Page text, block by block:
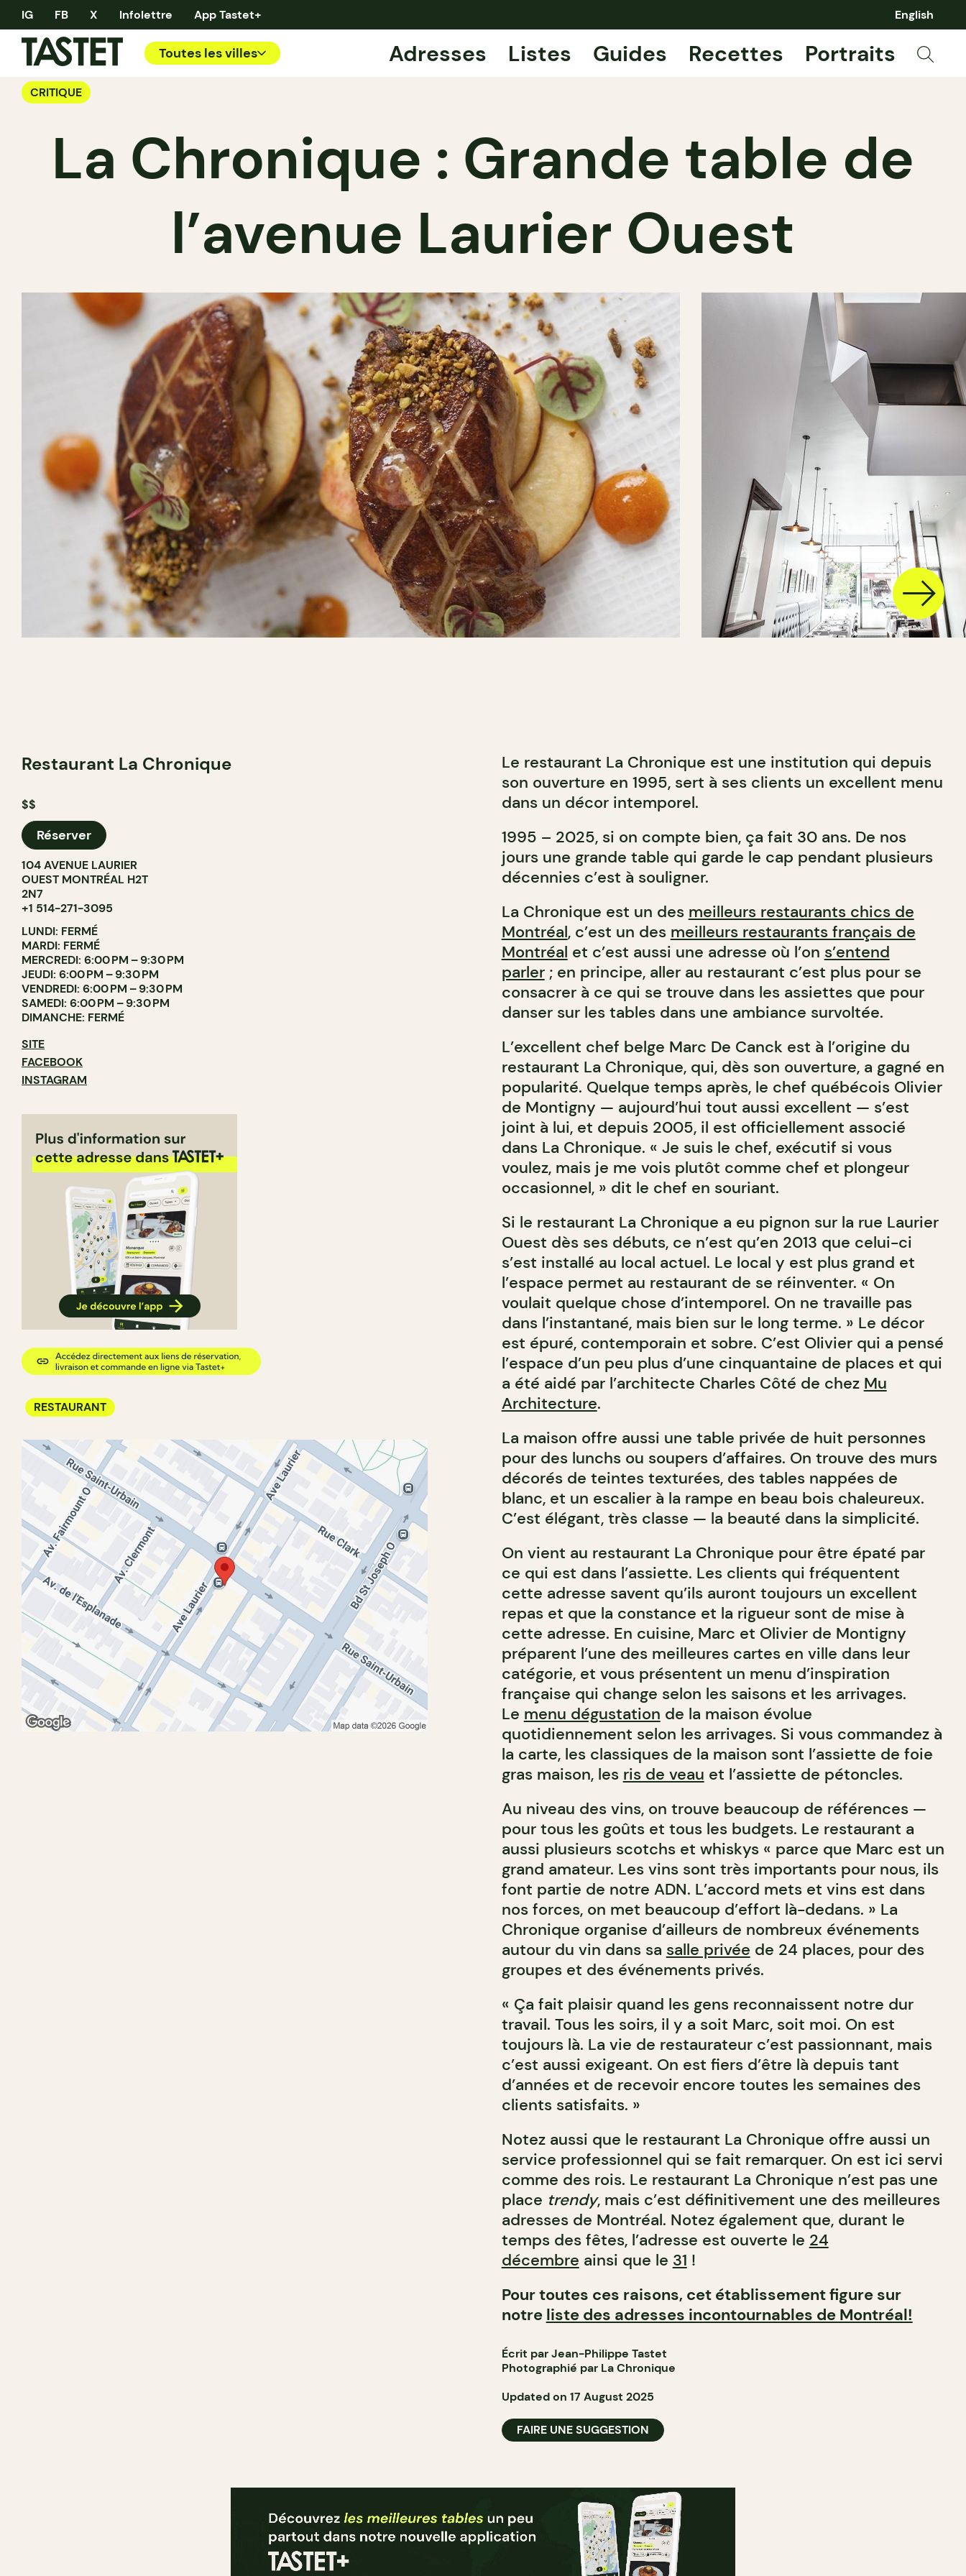
IG FB X Infolettre App Tastet+ English
Toutes les villes Adresses Listes Guides Recettes Portraits
CRITIQUE
La Chronique : Grande table de
l’avenue Laurier Ouest
Restaurant La Chronique
$$
Réserver
104 AVENUE LAURIER
OUEST MONTRÉAL H2T
2N7
+1 514-271-3095
LUNDI: FERMÉ
MARDI: FERMÉ
MERCREDI: 6:00 PM – 9:30 PM
JEUDI: 6:00 PM – 9:30 PM
VENDREDI: 6:00 PM – 9:30 PM
SAMEDI: 6:00 PM – 9:30 PM
DIMANCHE: FERMÉ
SITE
FACEBOOK
INSTAGRAM
RESTAURANT
Le restaurant La Chronique est une institution qui depuis
son ouverture en 1995, sert à ses clients un excellent menu
dans un décor intemporel.
1995 – 2025, si on compte bien, ça fait 30 ans. De nos
jours une grande table qui garde le cap pendant plusieurs
décennies c’est à souligner.
La Chronique est un des meilleurs restaurants chics de
Montréal, c’est un des meilleurs restaurants français de
Montréal et c’est aussi une adresse où l’on s’entend
parler; en principe, aller au restaurant c’est plus pour se
consacrer à ce qui se trouve dans les assiettes que pour
danser sur les tables dans une ambiance survoltée.
L’excellent chef belge Marc De Canck est à l’origine du
restaurant La Chronique, qui, dès son ouverture, a gagné en
popularité. Quelque temps après, le chef québécois Olivier
de Montigny — aujourd’hui tout aussi excellent — s’est
joint à lui, et depuis 2005, il est officiellement associé
dans La Chronique. « Je suis le chef, exécutif si vous
voulez, mais je me vois plutôt comme chef et plongeur
occasionnel, » dit le chef en souriant.
Si le restaurant La Chronique a eu pignon sur la rue Laurier
Ouest dès ses débuts, ce n’est qu’en 2013 que celui-ci
s’est installé au local actuel. Le local y est plus grand et
l’espace permet au restaurant de se réinventer. « On
voulait quelque chose d’intemporel. On ne travaille pas
dans l’instantané, mais bien sur le long terme. » Le décor
est épuré, contemporain et sobre. C’est Olivier qui a pensé
l’espace d’un peu plus d’une cinquantaine de places et qui
a été aidé par l’architecte Charles Côté de chez Mu
Architecture.
La maison offre aussi une table privée de huit personnes
pour des lunchs ou soupers d’affaires. On trouve des murs
décorés de teintes texturées, des tables nappées de
blanc, et un escalier à la rampe en beau bois chaleureux.
C’est élégant, très classe — la beauté dans la simplicité.
On vient au restaurant La Chronique pour être épaté par
ce qui est dans l’assiette. Les clients qui fréquentent
cette adresse savent qu’ils auront toujours un excellent
repas et que la constance et la rigueur sont de mise à
cette adresse. En cuisine, Marc et Olivier de Montigny
préparent l’une des meilleures cartes en ville dans leur
catégorie, et vous présentent un menu d’inspiration
française qui change selon les saisons et les arrivages.
Le menu dégustation de la maison évolue
quotidiennement selon les arrivages. Si vous commandez à
la carte, les classiques de la maison sont l’assiette de foie
gras maison, les ris de veau et l’assiette de pétoncles.
Au niveau des vins, on trouve beaucoup de références —
pour tous les goûts et tous les budgets. Le restaurant a
aussi plusieurs scotchs et whiskys « parce que Marc est un
grand amateur. Les vins sont très importants pour nous, ils
font partie de notre ADN. L’accord mets et vins est dans
nos forces, on met beaucoup d’effort là-dedans. » La
Chronique organise d’ailleurs de nombreux événements
autour du vin dans sa salle privée de 24 places, pour des
groupes et des événements privés.
« Ça fait plaisir quand les gens reconnaissent notre dur
travail. Tous les soirs, il y a soit Marc, soit moi. On est
toujours là. La vie de restaurateur c’est passionnant, mais
c’est aussi exigeant. On est fiers d’être là depuis tant
d’années et de recevoir encore toutes les semaines des
clients satisfaits. »
Notez aussi que le restaurant La Chronique offre aussi un
service professionnel qui se fait remarquer. On est ici servi
comme des rois. Le restaurant La Chronique n’est pas une
place trendy, mais c’est définitivement une des meilleures
adresses de Montréal. Notez également que, durant le
temps des fêtes, l’adresse est ouverte le 24
décembre ainsi que le 31 !
Pour toutes ces raisons, cet établissement figure sur
notre liste des adresses incontournables de Montréal!
Écrit par Jean-Philippe Tastet
Photographié par La Chronique
Updated on 17 August 2025
FAIRE UNE SUGGESTION